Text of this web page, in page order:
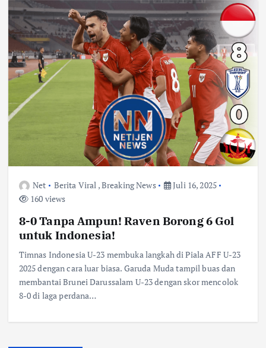
Net Berita Viral ,Breaking News
Juli 16, 2025
160 views
8-0 Tanpa Ampun! Raven Borong 6 Gol
untuk Indonesia!
Timnas Indonesia U-23 membuka langkah di Piala AFF U-23
2025 dengan cara luar biasa. Garuda Muda tampil buas dan
membantai Brunei Darussalam U-23 dengan skor mencolok
8-0 di laga perdana…